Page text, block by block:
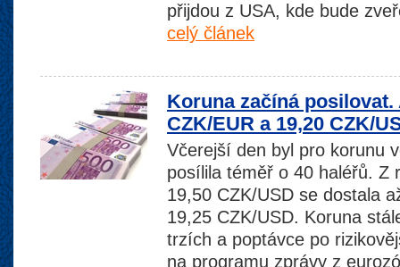
přijdou z USA, kde bude
celý článek
Koruna začíná posilovat.
CZK/EUR a 19,20 CZK/
Včerejší den byl pro korunu
posílila téměř o 40 haléřů. Z
19,50 CZK/USD se dostala
19,25 CZK/USD. Koruna
trzích a poptávce po
na programu zprávy z